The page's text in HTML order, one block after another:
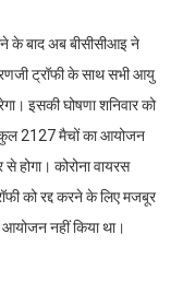
के बाद अब बीसीसीआइ ने
ट्रॉफी के साथ सभी आयु
इसकी घोषणा शनिवार को
2127 मैचों का आयोजन
होगा। कोरोना वायरस
को रद्द करने के लिए मजबूर
आयोजन नहीं किया था।